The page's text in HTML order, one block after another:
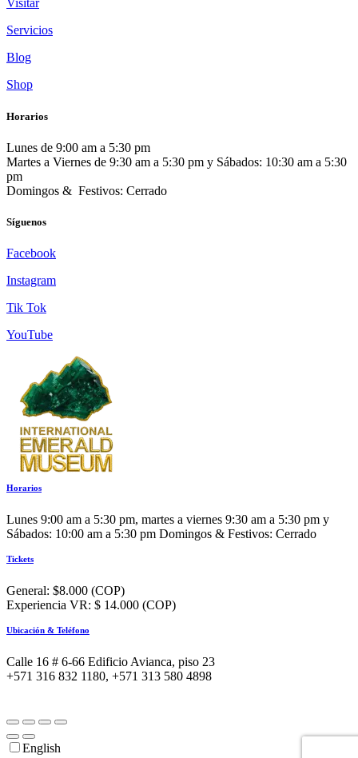
Visitar
Servicios
Blog
Shop
Horarios
Lunes de 9:00 am a 5:30 pm
Martes a Viernes de 9:30 am a 5:30 pm y Sábados: 10:30 am a 5:30
pm
Domingos & Festivos: Cerrado
Síguenos
Facebook
Instagram
Tik Tok
YouTube
Horarios
Lunes 9:00 am a 5:30 pm, martes a viernes 9:30 am a 5:30 pm y
Sábados: 10:00 am a 5:30 pm Domingos & Festivos: Cerrado
Tickets
General: $8.000 (COP)
Experiencia VR: $ 14.000 (COP)
Ubicación & Teléfono
Calle 16 # 6-66 Edificio Avianca, piso 23
+571 316 832 1180, +571 313 580 4898
English